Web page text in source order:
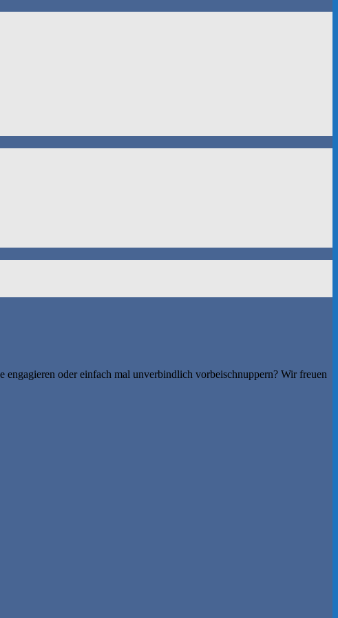
oder einfach mal unverbindlich vorbeischnuppern? Wir freuen